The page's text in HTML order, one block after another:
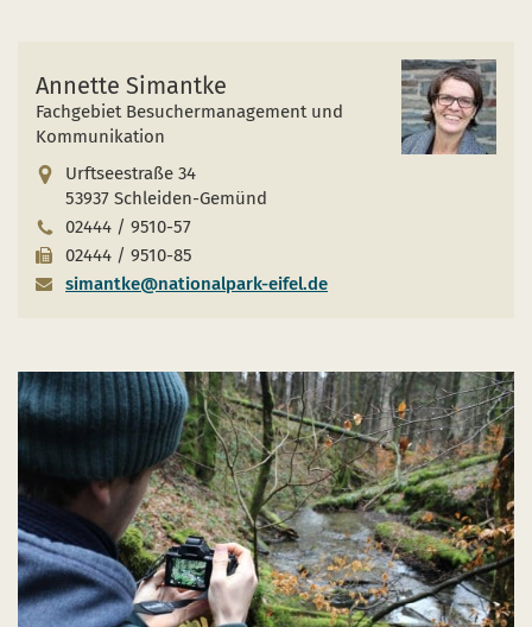
Annette Simantke
Fachgebiet Besuchermanagement und
Kommunikation
Urftseestraße 34
53937 Schleiden-Gemünd
02444 / 9510-57
02444 / 9510-85
simantke@nationalpark-eifel.de